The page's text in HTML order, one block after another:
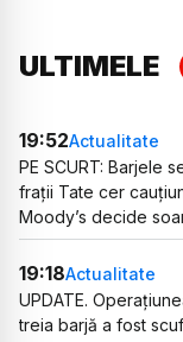
ULTIMELE
19:52Actualitate
PE SCURT: Barjele
frații Tate cer
Moody’s decide
19:18Actualitate
UPDATE.
treia barjă a fost